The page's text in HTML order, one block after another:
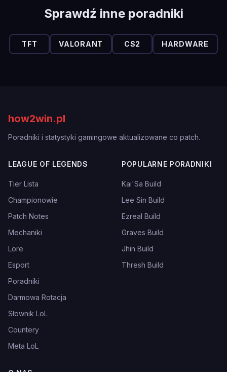
Sprawdź inne poradniki
TFT VALORANT CS2 HARDWARE
how2win.pl
Poradniki i statystyki gamingowe aktualizowane co patch.
LEAGUE OF LEGENDS
Tier Lista
Championowie
Patch Notes
Mechaniki
Lore
Esport
Poradniki
Darmowa Rotacja
Słownik LoL
Countery
Meta LoL
POPULARNE PORADNIKI
Kai'Sa Build
Lee Sin Build
Ezreal Build
Graves Build
Jhin Build
Thresh Build